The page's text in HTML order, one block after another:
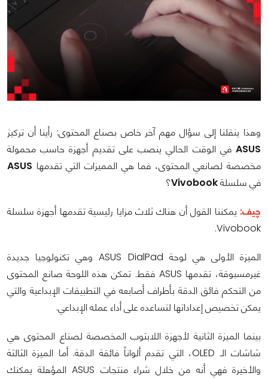
وهذا ينقلنا إلى سؤال مهم آخر خاص بصناع المحتوى: رأينا أن تركيز
ASUS في الوقت الحالي ينصب على تقديم أجهزة حاسب محمولة
مخصصة لصانعي المحتوى، فما هي المميزات التي تقدمها ASUS
في سلسلةVivobook؟
چيف: يمكننا القول أن هناك ثلاث مزايا رئيسية تقدمها أجهزة سلسلة
Vivobook.
الميزة الأولى هي لوحة ASUS DialPad وهي تكنولوجيا جديدة
غيرمسبوقة، تقدمها ASUS فقط. تمكن هذه اللوحة صانع المحتوى
من التحكم فائق الدقة بأطراف أصابعه في التطبيقات الإبداعية والتي
يمكن تخصيص إعداداتها لتساعده على أداء عمله الإبداعي.
بينما الميزة الثانية لأجهزة اللابتوب المخصصة لصناع المحتوى هي
شاشات الـ OLED، التي تقدم ألواناً فائقة الدقة. أما الميزة الثالثة
والأخيرة فهي أنه من خلال شراء منتجات ASUS المؤهلة يمكنك